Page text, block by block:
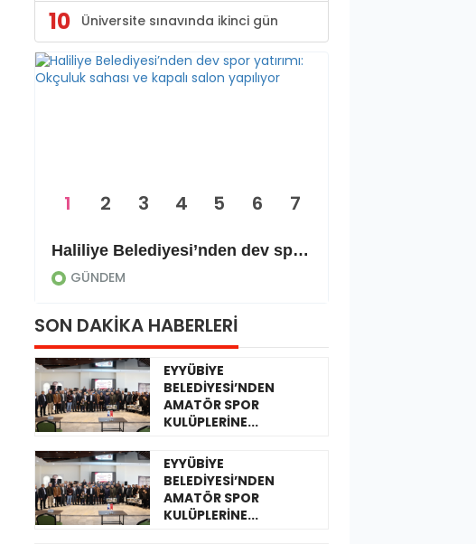
10 Üniversite sınavında ikinci gün
Haliliye Belediyesi’nden dev spor yatırımı: Okçuluk sahası ve kapalı salon yapılıyor
GÜNDEM
1 2 3 4 5 6 7
SON DAKİKA HABERLERİ
EYYÜBİYE
BELEDİYESİ’NDEN
AMATÖR SPOR
KULÜPLERİNE...
EYYÜBİYE
BELEDİYESİ’NDEN
AMATÖR SPOR
KULÜPLERİNE...